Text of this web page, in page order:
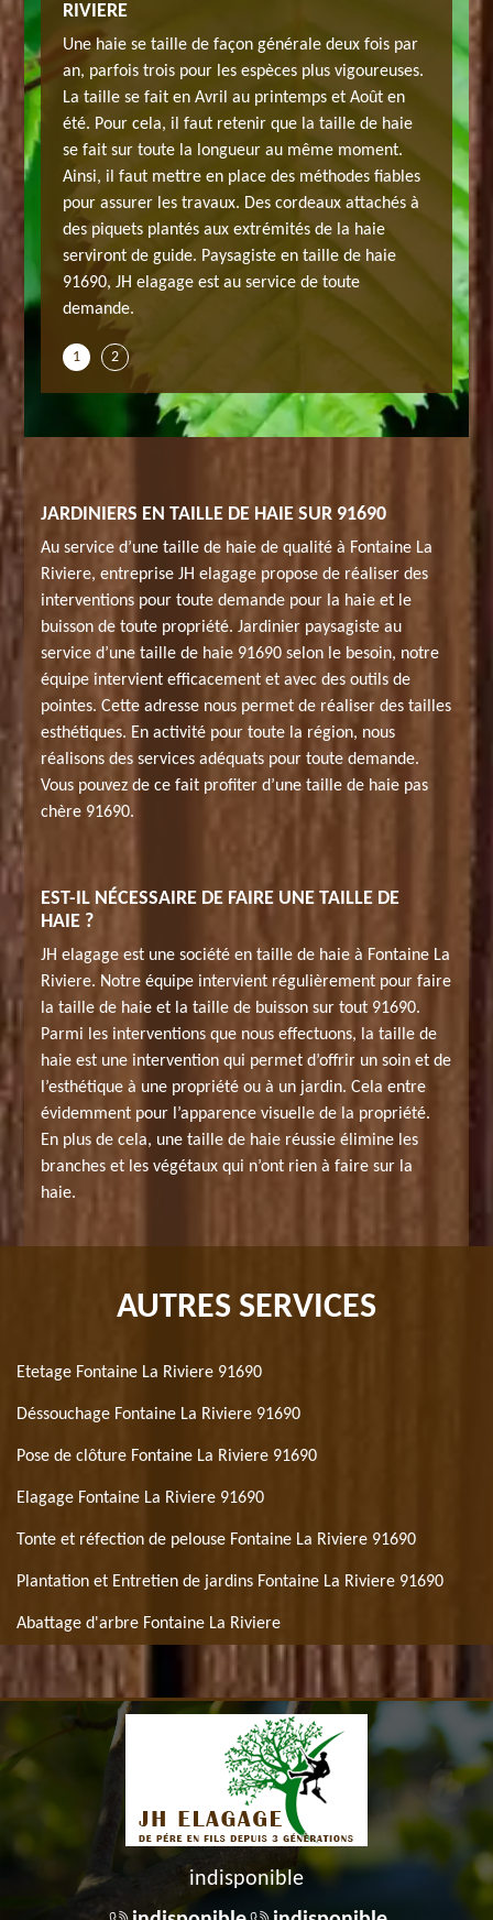
?
à
vous
RIVIERE
Une haie se taille de façon générale deux fois par
an, parfois trois pour les espèces plus vigoureuses.
La taille se fait en Avril au printemps et Août en
été. Pour cela, il faut retenir que la taille de haie
se fait sur toute la longueur au même moment.
Ainsi, il faut mettre en place des méthodes fiables
pour assurer les travaux. Des cordeaux attachés à
des piquets plantés aux extrémités de la haie
serviront de guide. Paysagiste en taille de haie
91690, JH elagage est au service de toute
demande.
Avez-
voulez
haie à
et ses
1 2
JARDINIERS EN TAILLE DE HAIE SUR 91690
Au service d’une taille de haie de qualité à Fontaine La
Riviere, entreprise JH elagage propose de réaliser des
interventions pour toute demande pour la haie et le
buisson de toute propriété. Jardinier paysagiste au
service d’une taille de haie 91690 selon le besoin, notre
équipe intervient efficacement et avec des outils de
pointes. Cette adresse nous permet de réaliser des tailles
esthétiques. En activité pour toute la région, nous
réalisons des services adéquats pour toute demande.
Vous pouvez de ce fait profiter d’une taille de haie pas
chère 91690.
EST-IL NÉCESSAIRE DE FAIRE UNE TAILLE DE
HAIE ?
JH elagage est une société en taille de haie à Fontaine La
Riviere. Notre équipe intervient régulièrement pour faire
la taille de haie et la taille de buisson sur tout 91690.
Parmi les interventions que nous effectuons, la taille de
haie est une intervention qui permet d’offrir un soin et de
l’esthétique à une propriété ou à un jardin. Cela entre
évidemment pour l’apparence visuelle de la propriété.
En plus de cela, une taille de haie réussie élimine les
branches et les végétaux qui n’ont rien à faire sur la
haie.
AUTRES SERVICES
Etetage Fontaine La Riviere 91690
Déssouchage Fontaine La Riviere 91690
Pose de clôture Fontaine La Riviere 91690
Elagage Fontaine La Riviere 91690
Tonte et réfection de pelouse Fontaine La Riviere 91690
Plantation et Entretien de jardins Fontaine La Riviere 91690
Abattage d'arbre Fontaine La Riviere
indisponible